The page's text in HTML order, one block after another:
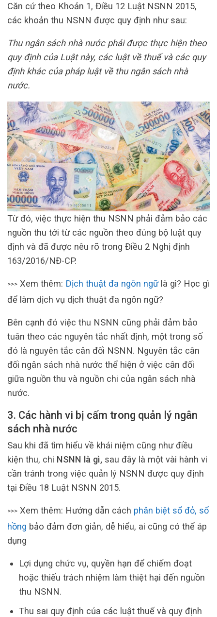
Căn cứ theo Khoản 1, Điều 12 Luật NSNN 2015,
các khoản thu NSNN được quy định như sau:
Thu ngân sách nhà nước phải được thực hiện theo
quy định của Luật này, các luật về thuế và các quy
định khác của pháp luật về thu ngân sách nhà
nước.
Từ đó, việc thực hiện thu NSNN phải đảm bảo các
nguồn thu tới từ các nguồn theo đúng bộ luật quy
định và đã được nêu rõ trong Điều 2 Nghị định
163/2016/NĐ-CP.
>>> Xem thêm: Dịch thuật đa ngôn ngữ là gì? Học gì
để làm dịch vụ dịch thuật đa ngôn ngữ?
Bên cạnh đó việc thu NSNN cũng phải đảm bảo
tuân theo các nguyên tắc nhất định, một trong số
đó là nguyên tắc cân đối NSNN. Nguyên tắc cân
đối ngân sách nhà nước thể hiện ở việc cân đối
giữa nguồn thu và nguồn chi của ngân sách nhà
nước.
3. Các hành vi bị cấm trong quản lý ngân
sách nhà nước
Sau khi đã tìm hiểu về khái niệm cũng như điều
kiện thu, chi NSNN là gì, sau đây là một vài hành vi
cần tránh trong việc quản lý NSNN được quy định
tại Điều 18 Luật NSNN 2015.
>>> Xem thêm: Hướng dẫn cách phân biệt sổ đỏ, sổ
hồng bảo đảm đơn giản, dễ hiểu, ai cũng có thể áp
dụng
Lợi dụng chức vụ, quyền hạn để chiếm đoạt
hoặc thiếu trách nhiệm làm thiệt hại đến nguồn
thu NSNN.
Thu sai quy định của các luật thuế và quy định